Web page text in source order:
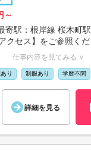
～
寄駅：根岸線 桜木町
クセス】をご参照く
仕事内容を見てみる ∨
り 制服あり 学歴不問
詳細を見る